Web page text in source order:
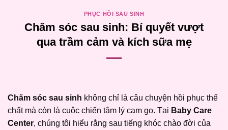
PHỤC HỒI SAU SINH
Chăm sóc sau sinh: Bí quyết vượt
qua trầm cảm và kích sữa mẹ
Chăm sóc sau sinh không chỉ là câu chuyện hồi phục thể
chất mà còn là cuộc chiến tâm lý cam go. Tại Baby Care
Center, chúng tôi hiểu rằng sau tiếng khóc chào đời của